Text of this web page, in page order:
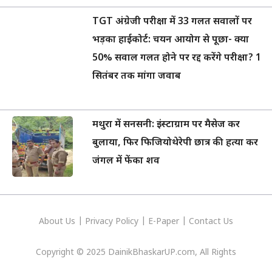
TGT अंग्रेजी परीक्षा में 33 गलत सवालों पर
भड़का हाईकोर्ट: चयन आयोग से पूछा- क्या
50% सवाल गलत होने पर रद्द करेंगे परीक्षा? 1
सितंबर तक मांगा जवाब
मथुरा में सनसनी: इंस्टाग्राम पर मैसेज कर
बुलाया, फिर फिजियोथेरेपी छात्र की हत्या कर
जंगल में फेंका शव
About Us Privacy Policy E-Paper Contact Us
Copyright © 2025 DainikBhaskarUP.com, All Rights